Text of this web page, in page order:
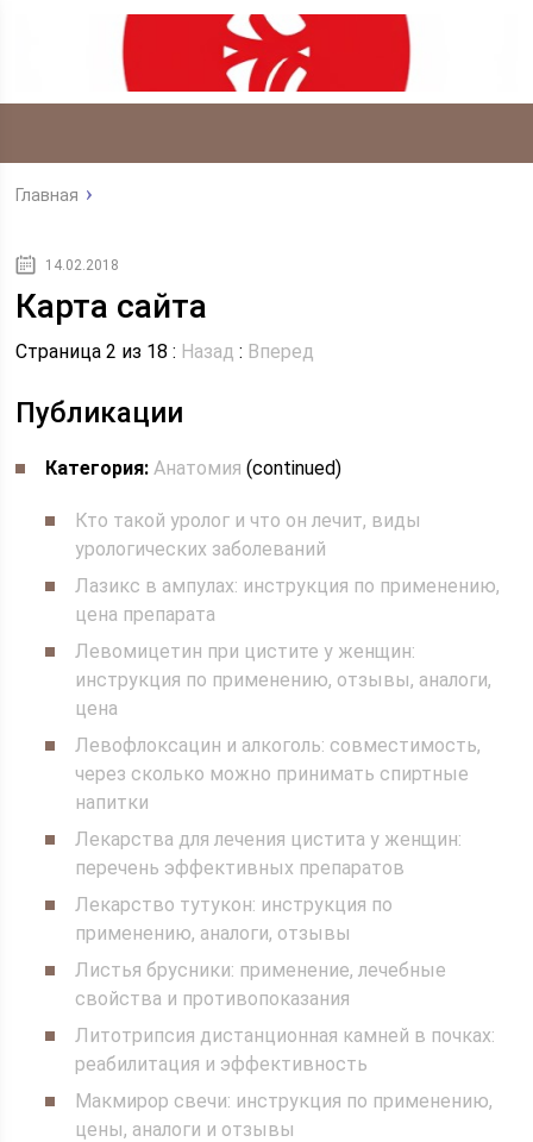
Главная
14.02.2018
Карта сайта
Страница 2 из 18 : Назад : Вперед
Публикации
Категория: Анатомия (continued)
Кто такой уролог и что он лечит, виды
урологических заболеваний
Лазикс в ампулах: инструкция по применению,
цена препарата
Левомицетин при цистите у женщин:
инструкция по применению, отзывы, аналоги,
цена
Левофлоксацин и алкоголь: совместимость,
через сколько можно принимать спиртные
напитки
Лекарства для лечения цистита у женщин:
перечень эффективных препаратов
Лекарство тутукон: инструкция по
применению, аналоги, отзывы
Листья брусники: применение, лечебные
свойства и противопоказания
Литотрипсия дистанционная камней в почках:
реабилитация и эффективность
Макмирор свечи: инструкция по применению,
цены, аналоги и отзывы